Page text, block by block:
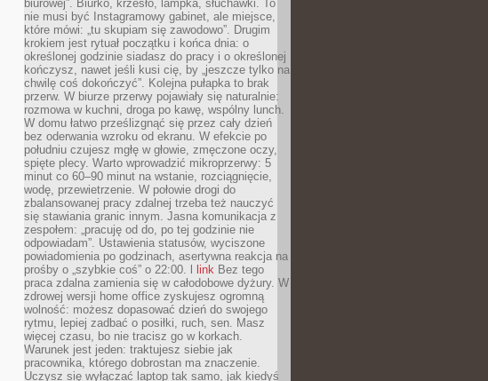
biurowej”. Biurko, krzesło, lampka, słuchawki. To
nie musi być Instagramowy gabinet, ale miejsce,
które mówi: „tu skupiam się zawodowo”. Drugim
krokiem jest rytuał początku i końca dnia: o
określonej godzinie siadasz do pracy i o określonej
kończysz, nawet jeśli kusi cię, by „jeszcze tylko na
chwilę coś dokończyć”. Kolejna pułapka to brak
przerw. W biurze przerwy pojawiały się naturalnie:
rozmowa w kuchni, droga po kawę, wspólny lunch.
W domu łatwo prześlizgnąć się przez cały dzień
bez oderwania wzroku od ekranu. W efekcie po
południu czujesz mgłę w głowie, zmęczone oczy,
spięte plecy. Warto wprowadzić mikroprzerwy: 5
minut co 60–90 minut na wstanie, rozciągnięcie,
wodę, przewietrzenie. W połowie drogi do
zbalansowanej pracy zdalnej trzeba też nauczyć
się stawiania granic innym. Jasna komunikacja z
zespołem: „pracuję od do, po tej godzinie nie
odpowiadam”. Ustawienia statusów, wyciszone
powiadomienia po godzinach, asertywna reakcja na
prośby o „szybkie coś” o 22:00. l
link Bez tego
praca zdalna zamienia się w całodobowe dyżury. W
zdrowej wersji home office zyskujesz ogromną
wolność: możesz dopasować dzień do swojego
rytmu, lepiej zadbać o posiłki, ruch, sen. Masz
więcej czasu, bo nie tracisz go w korkach.
Warunek jest jeden: traktujesz siebie jak
pracownika, którego dobrostan ma znaczenie.
Uczysz się wyłączać laptop tak samo, jak kiedyś